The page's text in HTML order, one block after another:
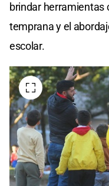
brindar herramientas
temprana y el
escolar.